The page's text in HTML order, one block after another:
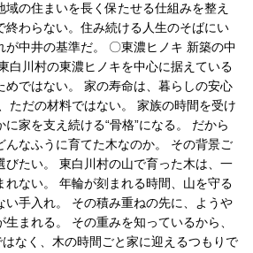
域の住まいを長く保たせる仕組みを整え
終わらない。住み続ける人生のそばにい
が中井の基準だ。 〇東濃ヒノキ 新築の中
白川村の東濃ヒノキを中心に据えている
めではない。 家の寿命は、暮らしの安心
ただの材料ではない。 家族の時間を受け
家を支え続ける“骨格”になる。 だから
んなふうに育てた木なのか。 その背景ご
びたい。 東白川村の山で育った木は、一
れない。 年輪が刻まれる時間、山を守る
い手入れ。 その積み重ねの先に、ようや
まれる。 その重みを知っているから、
はなく、木の時間ごと家に迎えるつもりで